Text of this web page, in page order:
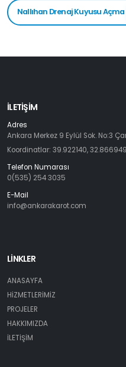
Nallıhan Drenaj Kuyusu Açma
İLETIŞIM
Adres
Ankara Merkez 9 Eylül Sok. No:3
Koordinatlar: 39.922140, 32.866949
Telefon Numarası
0(535) 254 3035
E-Mail
info@ankarakarot.com
LİNKLER
ANASAYFA
HİZMETLERİMİZ
PROJELER
HAKKIMIZDA
İLETİŞİM